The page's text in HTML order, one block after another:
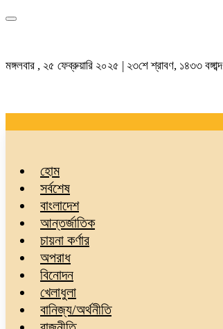
মঙ্গলবার , ২৫ ফেব্রুয়ারি ২০২৫ | ২৩শে শ্রাবণ, ১৪৩৩ বঙ্গাব্দ
হোম
সর্বশেষ
বাংলাদেশ
আন্তর্জাতিক
চায়না কর্ণার
অপরাধ
বিনোদন
খেলাধুলা
বানিজ্য/অর্থনীতি